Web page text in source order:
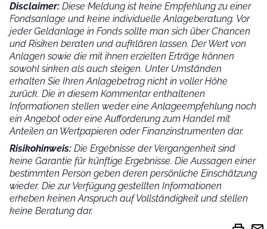
Disclaimer: Diese Meldung ist keine Empfehlung zu einer
Fondsanlage und keine individuelle Anlageberatung. Vor
jeder Geldanlage in Fonds sollte man sich über Chancen
und Risiken beraten und aufklären lassen. Der Wert von
Anlagen sowie die mit ihnen erzielten Erträge können
sowohl sinken als auch steigen. Unter Umständen
erhalten Sie Ihren Anlagebetrag nicht in voller Höhe
zurück. Die in diesem Kommentar enthaltenen
Informationen stellen weder eine Anlageempfehlung noch
ein Angebot oder eine Aufforderung zum Handel mit
Anteilen an Wertpapieren oder Finanzinstrumenten dar.
Risikohinweis: Die Ergebnisse der Vergangenheit sind
keine Garantie für künftige Ergebnisse. Die Aussagen einer
bestimmten Person geben deren persönliche Einschätzung
wieder. Die zur Verfügung gestellten Informationen
erheben keinen Anspruch auf Vollständigkeit und stellen
keine Beratung dar.